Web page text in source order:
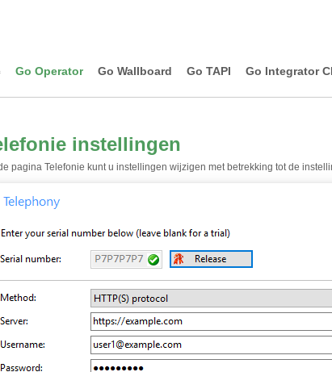
Go Operator Go Wallboard Go TAPI Go Integrator
instellingen
pagina Telefonie kunt u instellingen wijzigen met betrekking tot de